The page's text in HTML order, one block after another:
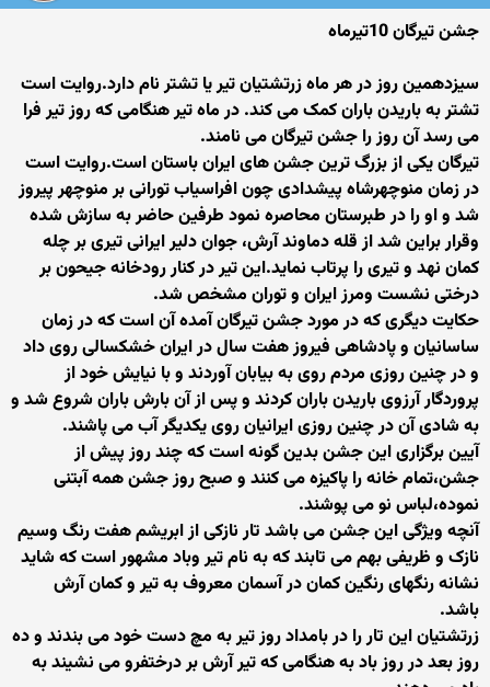
جشن تیرگان 10تیرماه
سیزدهمین روز در هر ماه زرتشتیان تیر یا تشتر نام دارد.روایت است
تشتر به باریدن باران کمک می کند. در ماه تیر هنگامی که روز تیر فرا
می رسد آن روز را جشن تیرگان می نامند.
تیرگان یکی از بزرگ ترین جشن های ایران باستان است.روایت است
در زمان منوچهرشاه پیشدادی چون افراسیاب تورانی بر منوچهر پیروز
شد و او را در طبرستان محاصره نمود طرفین حاضر به سازش شده
وقرار براین شد از قله دماوند آرش، جوان دلیر ایرانی تیری بر چله
کمان نهد و تیری را پرتاب نماید.این تیر در کنار رودخانه جیحون بر
درختی نشست ومرز ایران و توران مشخص شد.
حکایت دیگری که در مورد جشن تیرگان آمده آن است که در زمان
ساسانیان و پادشاهی فیروز هفت سال در ایران خشکسالی روی داد
و در چنین روزی مردم روی به بیابان آوردند و با نیایش خود از
پروردگار آرزوی باریدن باران کردند و پس از آن بارش باران شروع شد و
به شادی آن در چنین روزی ایرانیان روی یکدیگر آب می پاشند.
آیین برگزاری این جشن بدین گونه است که چند روز پیش از
جشن،تمام خانه را پاکیزه می کنند و صبح روز جشن همه آبتنی
نموده،لباس نو می پوشند.
آنچه ویژگی این جشن می باشد تار نازکی از ابریشم هفت رنگ وسیم
نازک و ظریفی بهم می تابند که به نام تیر وباد مشهور است که شاید
نشانه رنگهای رنگین کمان در آسمان معروف به تیر و کمان آرش
باشد.
زرتشتیان این تار را در بامداد روز تیر به مچ دست خود می بندند و ده
روز بعد در روز باد به هنگامی که تیر آرش بر درختفرو می نشیند به